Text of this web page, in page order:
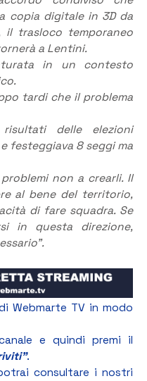
copia digitale in 3D da
il trasloco temporaneo
a Lentini.
in un contesto
tardi che il problema
delle elezioni
festeggiava 8 seggi ma
non a crearli. Il
al bene del territorio,
di fare squadra. Se
in questa direzione,
Webmarte TV in modo
e quindi premi il
.
consultare i nostri